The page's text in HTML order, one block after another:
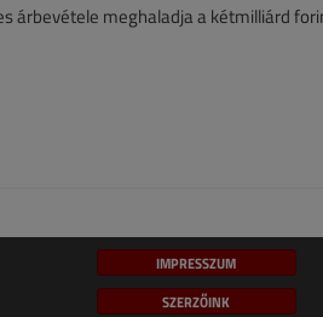
árbevétele meghaladja a kétmilliárd
IMPRESSZUM
SZERZŐINK